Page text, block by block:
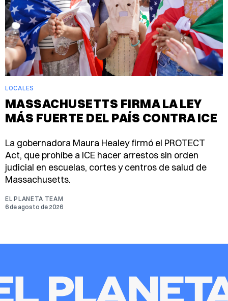
LOCALES
MASSACHUSETTS FIRMA LA LEY
MÁS FUERTE DEL PAÍS CONTRA ICE
La gobernadora Maura Healey firmó el PROTECT
Act, que prohíbe a ICE hacer arrestos sin orden
judicial en escuelas, cortes y centros de salud de
Massachusetts.
EL PLANETA TEAM
6 de agosto de 2026